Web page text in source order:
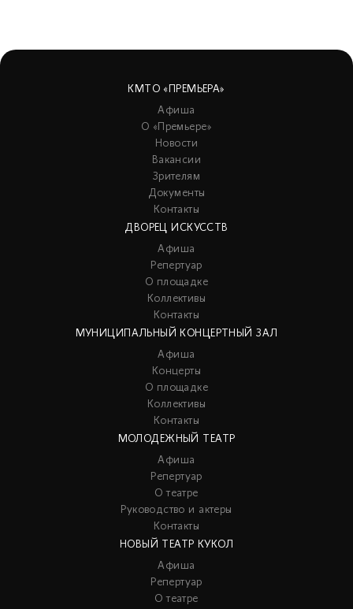
КМТО «ПРЕМЬЕРА»
Афиша
О «Премьере»
Новости
Вакансии
Зрителям
Документы
Контакты
ДВОРЕЦ ИСКУССТВ
Афиша
Репертуар
О площадке
Коллективы
Контакты
МУНИЦИПАЛЬНЫЙ КОНЦЕРТНЫЙ ЗАЛ
Афиша
Концерты
О площадке
Коллективы
Контакты
МОЛОДЕЖНЫЙ ТЕАТР
Афиша
Репертуар
О театре
Руководство и актеры
Контакты
НОВЫЙ ТЕАТР КУКОЛ
Афиша
Репертуар
О театре